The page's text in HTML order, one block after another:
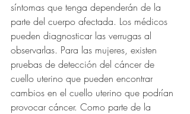
síntomas que tenga dependerán de la
parte del cuerpo afectada. Los médicos
pueden diagnosticar las verrugas al
observarlas. Para las mujeres, existen
pruebas de detección del cáncer de
cuello uterino que pueden encontrar
cambios en el cuello uterino que podrían
provocar cáncer. Como parte de la